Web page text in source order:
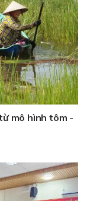
mô hình tôm -